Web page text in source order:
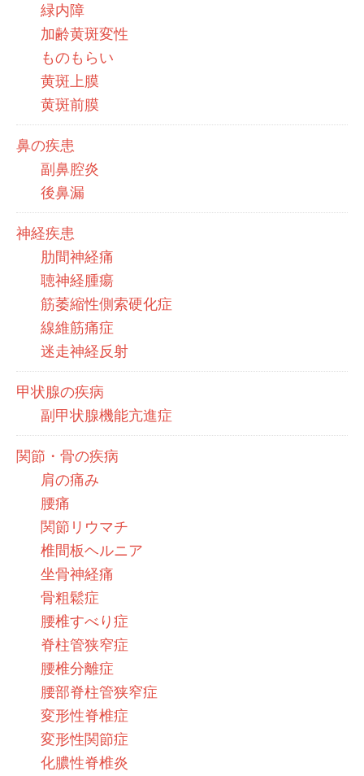
緑内障
加齢黄斑変性
ものもらい
黄斑上膜
黄斑前膜
鼻の疾患
副鼻腔炎
後鼻漏
神経疾患
肋間神経痛
聴神経腫瘍
筋萎縮性側索硬化症
線維筋痛症
迷走神経反射
甲状腺の疾病
副甲状腺機能亢進症
関節・骨の疾病
肩の痛み
腰痛
関節リウマチ
椎間板ヘルニア
坐骨神経痛
骨粗鬆症
腰椎すべり症
脊柱管狭窄症
腰椎分離症
腰部脊柱管狭窄症
変形性脊椎症
変形性関節症
化膿性脊椎炎